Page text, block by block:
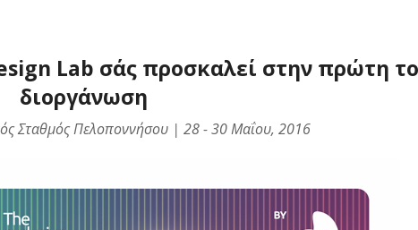
Lab σάς προσκαλεί στην πρώτη
διοργάνωση
Σταθμός Πελοποννήσου | 28 - 30 Μαΐου, 2016